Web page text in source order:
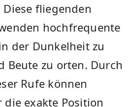
Diese fliegenden
hochfrequente
der ‌Dunkelheit zu
Beute‌ zu orten. Durch
Rufe können
die exakte Position